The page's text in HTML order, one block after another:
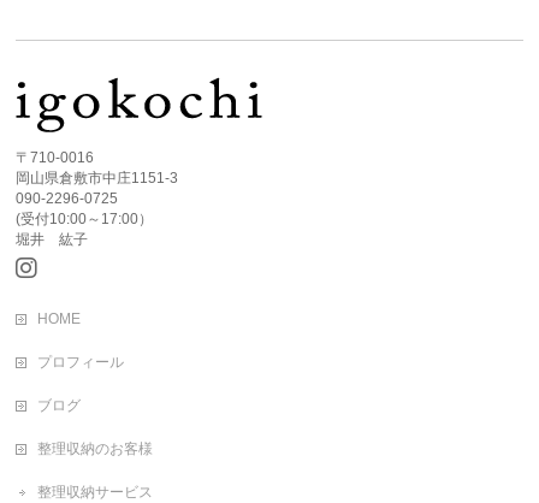
〒710-0016
岡山県倉敷市中庄1151-3
090-2296-0725
(受付10:00～17:00）
堀井 紘子
HOME
プロフィール
ブログ
整理収納のお客様
整理収納サービス